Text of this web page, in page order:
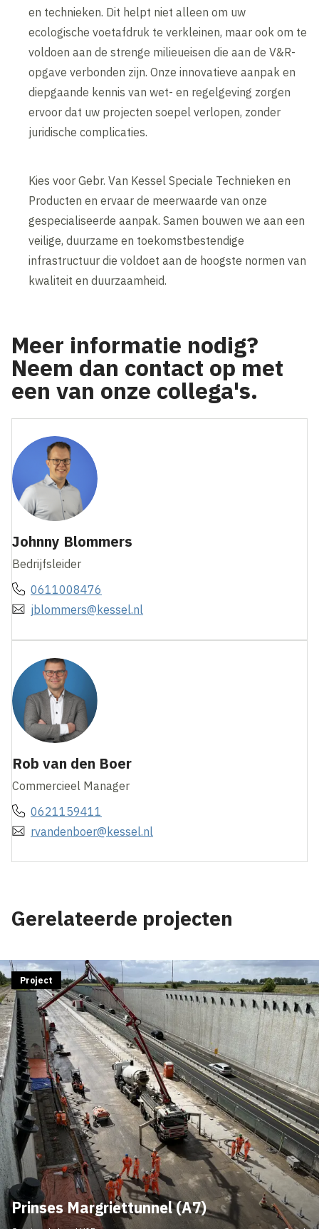
en technieken. Dit helpt niet alleen om uw
ecologische voetafdruk te verkleinen, maar ook om te
voldoen aan de strenge milieueisen die aan de V&R-
opgave verbonden zijn. Onze innovatieve aanpak en
diepgaande kennis van wet- en regelgeving zorgen
ervoor dat uw projecten soepel verlopen, zonder
juridische complicaties.
Kies voor Gebr. Van Kessel Speciale Technieken en
Producten en ervaar de meerwaarde van onze
gespecialiseerde aanpak. Samen bouwen we aan een
veilige, duurzame en toekomstbestendige
infrastructuur die voldoet aan de hoogste normen van
kwaliteit en duurzaamheid.
Meer informatie nodig?
Neem dan contact op met
een van onze collega's.
Johnny Blommers
Bedrijfsleider
0611008476
jblommers@kessel.nl
Rob van den Boer
Commercieel Manager
0621159411
rvandenboer@kessel.nl
Gerelateerde projecten
Prinses Margriettunnel (A7)
Project